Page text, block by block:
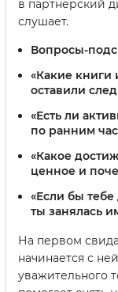
в партнерский
слушает.
Вопросы-
«Какие
оставили
«Есть ли
по ранним
«Какое
ценное и
«Если бы
ты занялась
На первом
начинается с
уважительного